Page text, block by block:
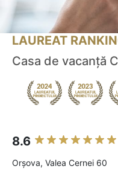
LAUREAT
Casa de vacanță
8.6
Orşova, Valea Cernei 60